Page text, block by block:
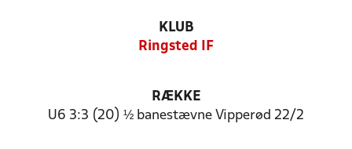
KLUB
Ringsted IF
RÆKKE
U6 3:3 (20) ½ banestævne Vipperød 22/2